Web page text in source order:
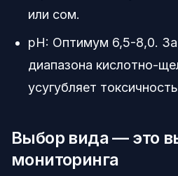
или сом.
pH: Оптимум 6,5-8,0.
диапазона кислотно-
усугубляет
Выбор вида — это
мониторинга